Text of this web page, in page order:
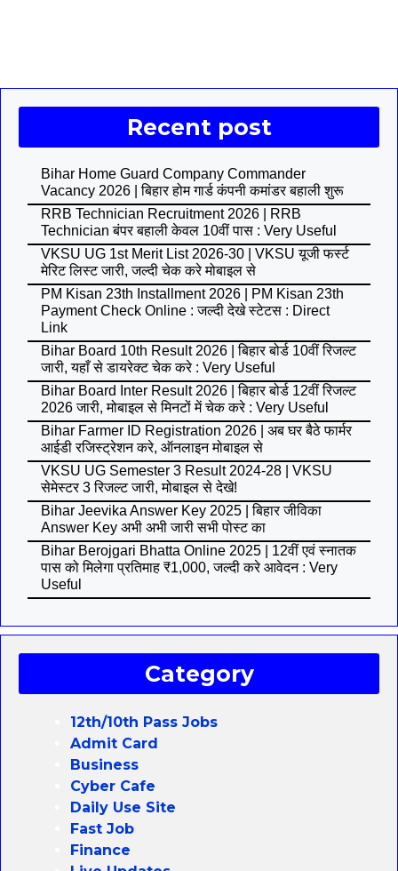
Recent post
Bihar Home Guard Company Commander
Vacancy 2026 | बिहार होम गार्ड कंपनी कमांडर बहाली शुरू
RRB Technician Recruitment 2026 | RRB
Technician बंपर बहाली केवल 10वीं पास : Very Useful
VKSU UG 1st Merit List 2026-30 | VKSU यूजी फर्स्ट
मेरिट लिस्ट जारी, जल्दी चेक करे मोबाइल से
PM Kisan 23th Installment 2026 | PM Kisan 23th
Payment Check Online : जल्दी देखे स्टेटस : Direct
Link
Bihar Board 10th Result 2026 | बिहार बोर्ड 10वीं रिजल्ट
जारी, यहाँ से डायरेक्ट चेक करे : Very Useful
Bihar Board Inter Result 2026 | बिहार बोर्ड 12वीं रिजल्ट
2026 जारी, मोबाइल से मिनटों में चेक करे : Very Useful
Bihar Farmer ID Registration 2026 | अब घर बैठे फार्मर
आईडी रजिस्ट्रेशन करे, ऑनलाइन मोबाइल से
VKSU UG Semester 3 Result 2024-28 | VKSU
सेमेस्टर 3 रिजल्ट जारी, मोबाइल से देखे!
Bihar Jeevika Answer Key 2025 | बिहार जीविका
Answer Key अभी अभी जारी सभी पोस्ट का
Bihar Berojgari Bhatta Online 2025 | 12वीं एवं स्नातक
पास को मिलेगा प्रतिमाह ₹1,000, जल्दी करे आवेदन : Very
Useful
Category
12th/10th Pass Jobs
Admit Card
Business
Cyber Cafe
Daily Use Site
Fast Job
Finance